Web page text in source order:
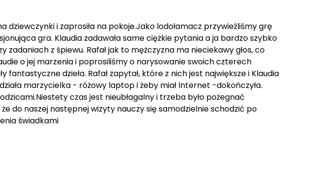
dziewczynki i zaprosiła na pokoje.Jako lodołamacz przywieźliśmy grę
gra. Klaudia zadawała same ciężkie pytania a ja bardzo szybko
z śpiewu. Rafał jak to mężczyzna ma nieciekawy głos, co
o jej marzenia i poprosiliśmy o narysowanie swoich czterech
dzieła. Rafał zapytał, które z nich jest największe i Klaudia
marzycielka - różowy laptop i żeby miał Internet -dokończyła.
czas jest nieubłagalny i trzeba było pożegnać
do naszej następnej wizyty nauczy się samodzielnie schodzić po
świadkami